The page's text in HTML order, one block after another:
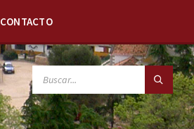
CONTACTO
SEARCH: